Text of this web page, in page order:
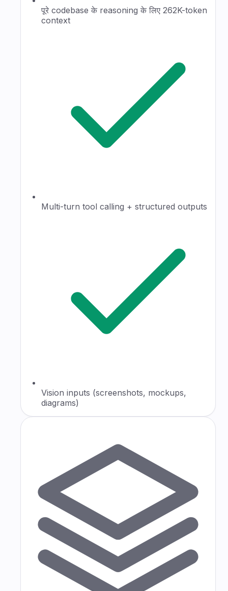
पूरे codebase के reasoning के लिए 262K-token
context
Multi-turn tool calling + structured outputs
Vision inputs (screenshots, mockups,
diagrams)